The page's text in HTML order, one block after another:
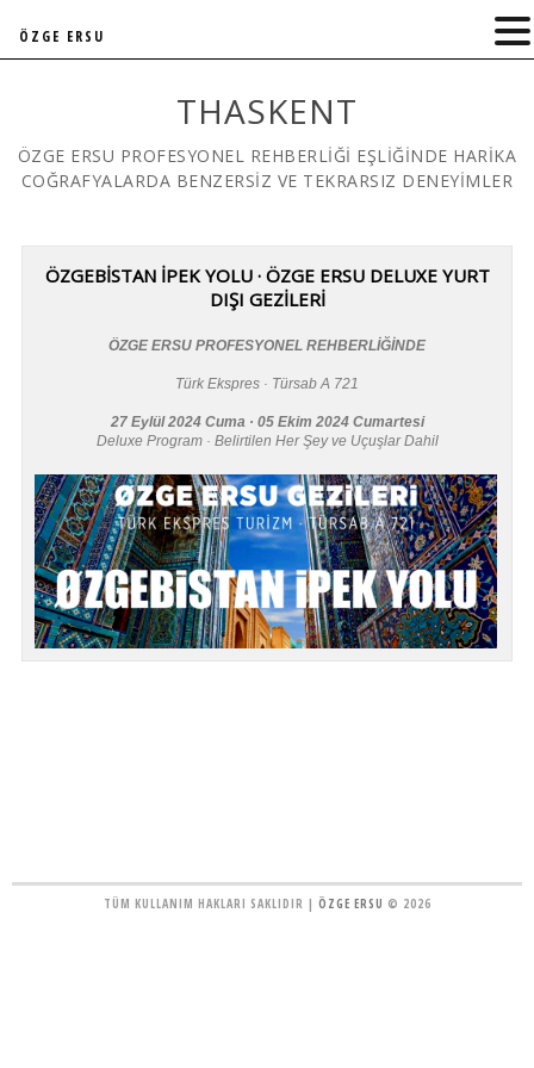
THASKENT
ÖZGE ERSU PROFESYONEL REHBERLİĞİ EŞLİĞİNDE HARİKA
COĞRAFYALARDA BENZERSİZ VE TEKRARSIZ DENEYİMLER
ÖZGEBİSTAN İPEK YOLU · ÖZGE ERSU DELUXE YURT
DIŞI GEZİLERİ
ÖZGE ERSU PROFESYONEL REHBERLİĞİNDE
Türk Ekspres · Türsab A 721
27 Eylül 2024 Cuma · 05 Ekim 2024 Cumartesi
Deluxe Program · Belirtilen Her Şey ve Uçuşlar Dahil
TÜM KULLANIM HAKLARI SAKLIDIR | ÖZGE ERSU © 2026
ÖZGE ERSU